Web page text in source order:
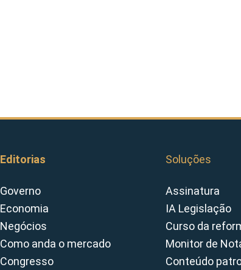
Editorias
Governo
Economia
Negócios
Como anda o mercado
Congresso
Soluções
Assinatura
IA Legislação
Curso da
Monitor de
Conteúdo